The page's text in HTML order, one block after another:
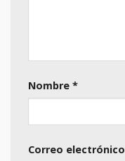
Nombre *
Correo electrónico